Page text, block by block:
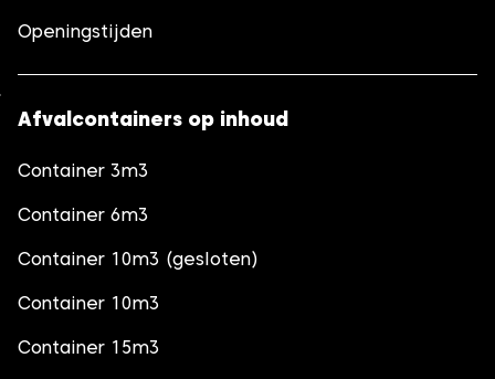
Openingstijden
Afvalcontainers op inhoud
Container 3m3
Container 6m3
Container 10m3 (gesloten)
Container 10m3
Container 15m3